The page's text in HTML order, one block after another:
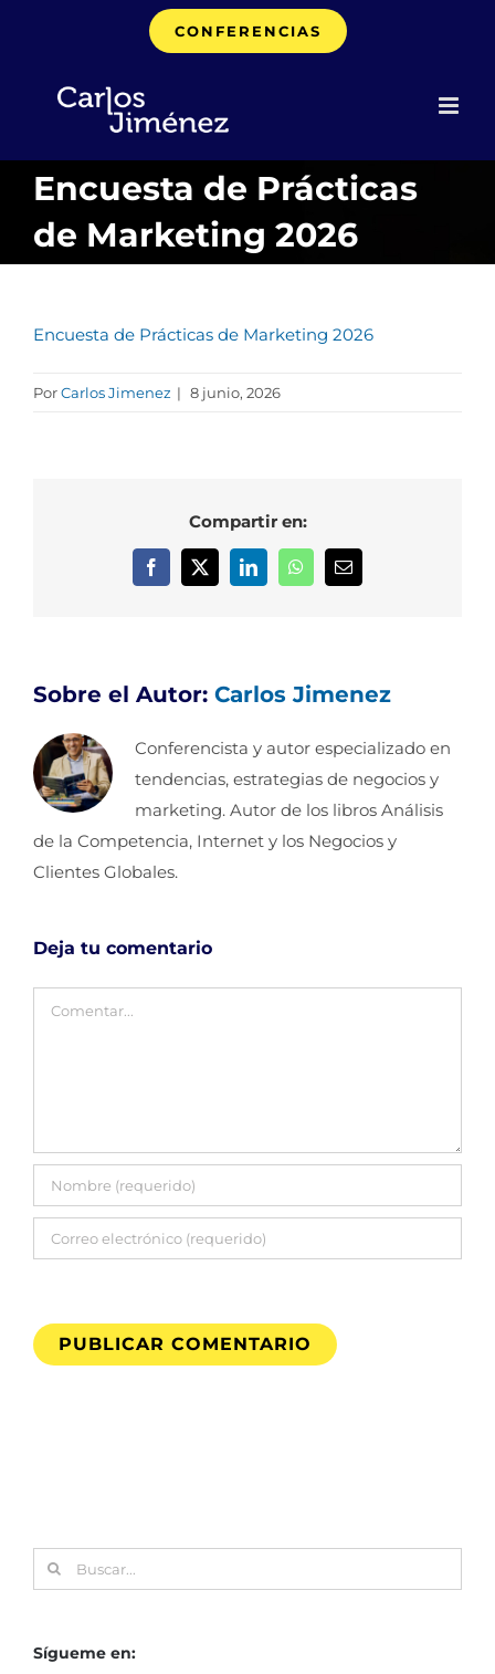
CONFERENCIAS
Encuesta de Prácticas
de Marketing 2026
Encuesta de Prácticas de Marketing 2026
PorCarlos Jimenez | 8 junio, 2026
Compartir en:
Facebook
X LinkedInWhatsAppCorreo
Sobre el Autor: Carlos Jimenez
Conferencista y autor especializado en
tendencias, estrategias de negocios y
marketing. Autor de los libros Análisis
de la Competencia, Internet y los Negocios y
Clientes Globales.
Deja tu comentario
Comentar
Buscar:
Sígueme en: